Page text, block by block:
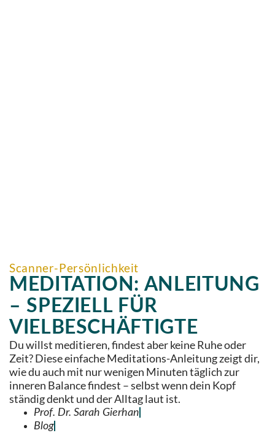
Scanner-Persönlichkeit
MEDITATION: ANLEITUNG
– SPEZIELL FÜR
VIELBESCHÄFTIGTE
Du willst meditieren, findest aber keine Ruhe oder
Zeit? Diese einfache Meditations-Anleitung zeigt dir,
wie du auch mit nur wenigen Minuten täglich zur
inneren Balance findest – selbst wenn dein Kopf
ständig denkt und der Alltag laut ist.
Prof. Dr. Sarah Gierhan
Blog